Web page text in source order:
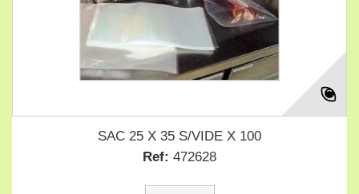
SAC 25 X 35 S/VIDE X 100
Ref: 472628